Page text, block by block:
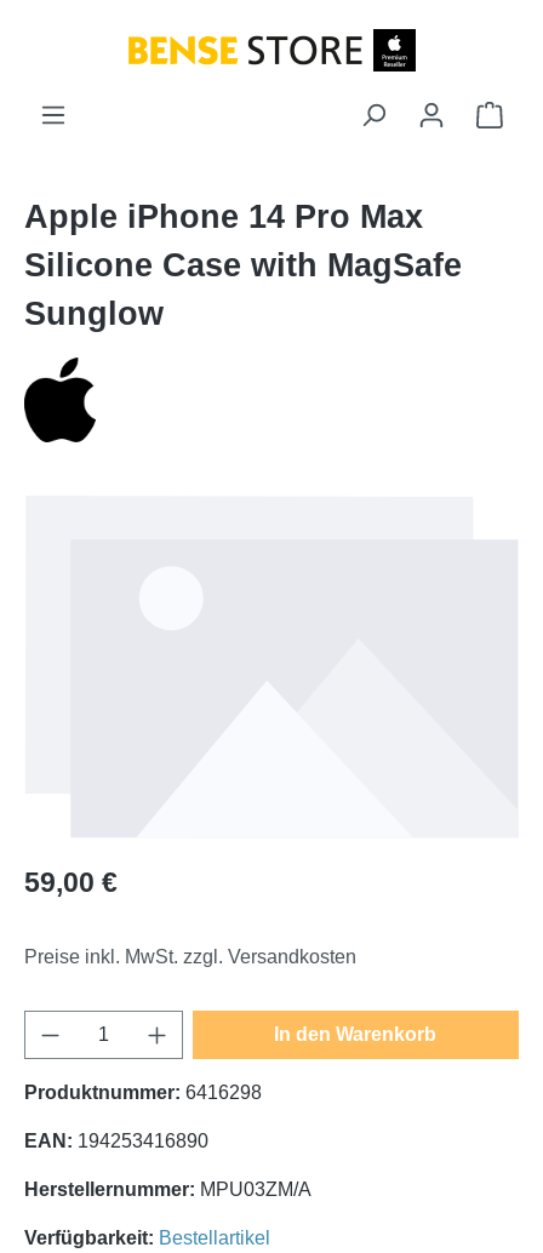
Apple iPhone 14 Pro Max
Silicone Case with MagSafe
Sunglow
Regulärer Preis:
59,00 €
Preise inkl. MwSt. zzgl. Versandkosten
Produkt Anzahl: Gib den gewünschten
In den Warenkorb
Produktnummer: 6416298
EAN: 194253416890
Herstellernummer: MPU03ZM/A
Verfügbarkeit: Bestellartikel